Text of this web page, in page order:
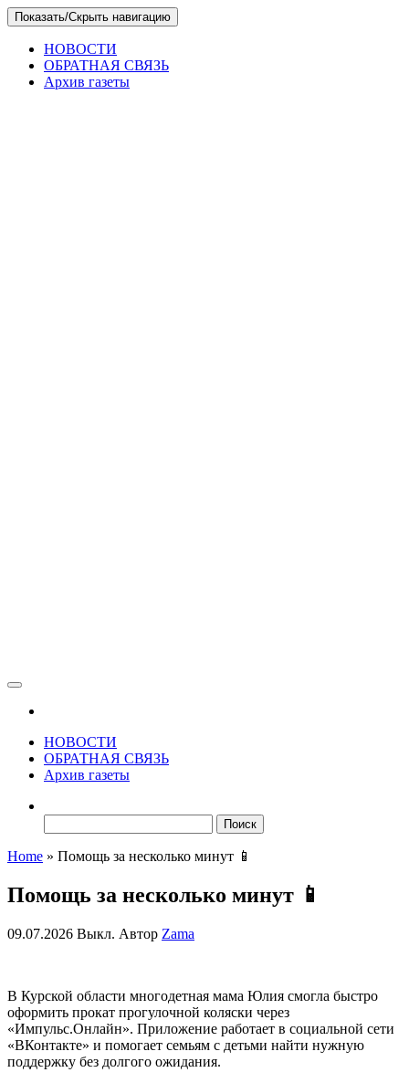
Skip
to
content
Показать/Скрыть навигацию
НОВОСТИ
ОБРАТНАЯ СВЯЗЬ
Архив газеты
НОВОСТИ
ОБРАТНАЯ СВЯЗЬ
Архив газеты
Home » Помощь за несколько минут 📱
Помощь за несколько минут 📱
09.07.2026 Выкл. Автор Zama
В Курской области многодетная мама Юлия смогла быстро
оформить прокат прогулочной коляски через
«Импульс.Онлайн». Приложение работает в социальной сети
«ВКонтакте» и помогает семьям с детьми найти нужную
поддержку без долгого ожидания.